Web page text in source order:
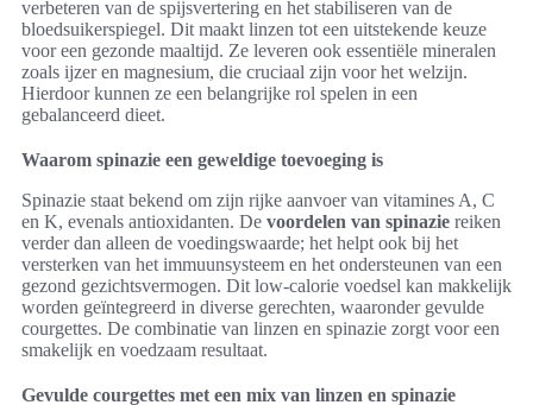
verbeteren van de spijsvertering en het stabiliseren van de
bloedsuikerspiegel. Dit maakt linzen tot een uitstekende keuze
voor een gezonde maaltijd. Ze leveren ook essentiële mineralen
zoals ijzer en magnesium, die cruciaal zijn voor het welzijn.
Hierdoor kunnen ze een belangrijke rol spelen in een
gebalanceerd dieet.
Waarom spinazie een geweldige toevoeging is
Spinazie staat bekend om zijn rijke aanvoer van vitamines A, C
en K, evenals antioxidanten. De voordelen van spinazie reiken
verder dan alleen de voedingswaarde; het helpt ook bij het
versterken van het immuunsysteem en het ondersteunen van een
gezond gezichtsvermogen. Dit low-calorie voedsel kan makkelijk
worden geïntegreerd in diverse gerechten, waaronder gevulde
courgettes. De combinatie van linzen en spinazie zorgt voor een
smakelijk en voedzaam resultaat.
Gevulde courgettes met een mix van linzen en spinazie